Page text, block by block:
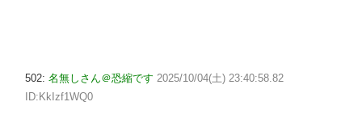
502: 名無しさん＠恐縮です 2025/10/04(土) 23:40:58.82
ID:KkIzf1WQ0